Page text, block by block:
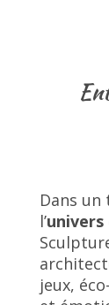
Dans
l’
jeux,